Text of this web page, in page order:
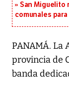
San Miguelito
comunales
PANAMÁ. La
provincia de
banda